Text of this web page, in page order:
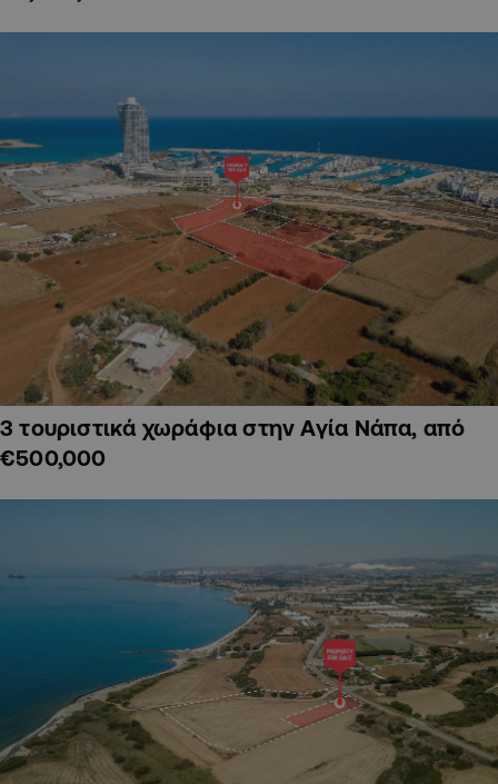
3 τουριστικά χωράφια στην Αγία Νάπα, από
€500,000